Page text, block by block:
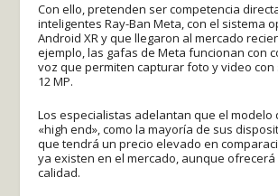
Con ello, pretenden ser competencia
inteligentes Ray-Ban Meta, con el sistema
Android XR y que llegaron al mercado
ejemplo, las gafas de Meta funcionan con
voz que permiten capturar foto y video con
12 MP.
Los especialistas adelantan que el modelo
«high end», como la mayoría de sus
que tendrá un precio elevado en
ya existen en el mercado, aunque
calidad.